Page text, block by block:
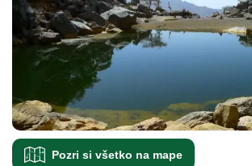
Pozri si všetko na mape